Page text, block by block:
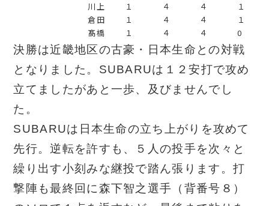
川上
１ ４ ４
１
倉田
１ ４ ４
１
髙橋
１ ４ ４ 0
決勝は近畿地区の古豪・日本生命との対戦
となりました。SUBARUは１２安打で攻め
立てましたがあと一歩、及びませんでし
た。
SUBARUは日本生命の立ち上がりを攻めて
先行。逆転を許すも、５人の投手を次々と
繰り出す小刻みな継投で踏ん張ります。打
撃陣も最終回に森下智之選手（背番号８）